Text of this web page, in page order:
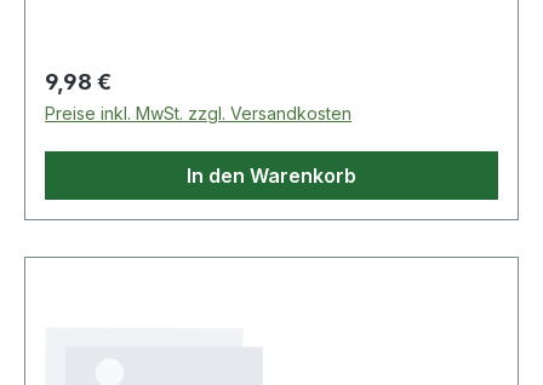
Regulärer Preis:
9,98 €
Preise inkl. MwSt. zzgl. Versandkosten
In den Warenkorb